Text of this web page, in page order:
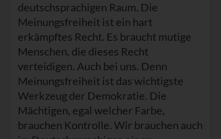
deutschsprachigen Raum. Die
Meinungsfreiheit ist ein hart
erkämpftes Recht. Es braucht mutige
Menschen, die dieses Recht
verteidigen. Auch bei uns. Denn
Meinungsfreiheit ist das wichtigste
Werkzeug der Demokratie. Die
Mächtigen, egal welcher Farbe,
brauchen Kontrolle. Wir brauchen auch